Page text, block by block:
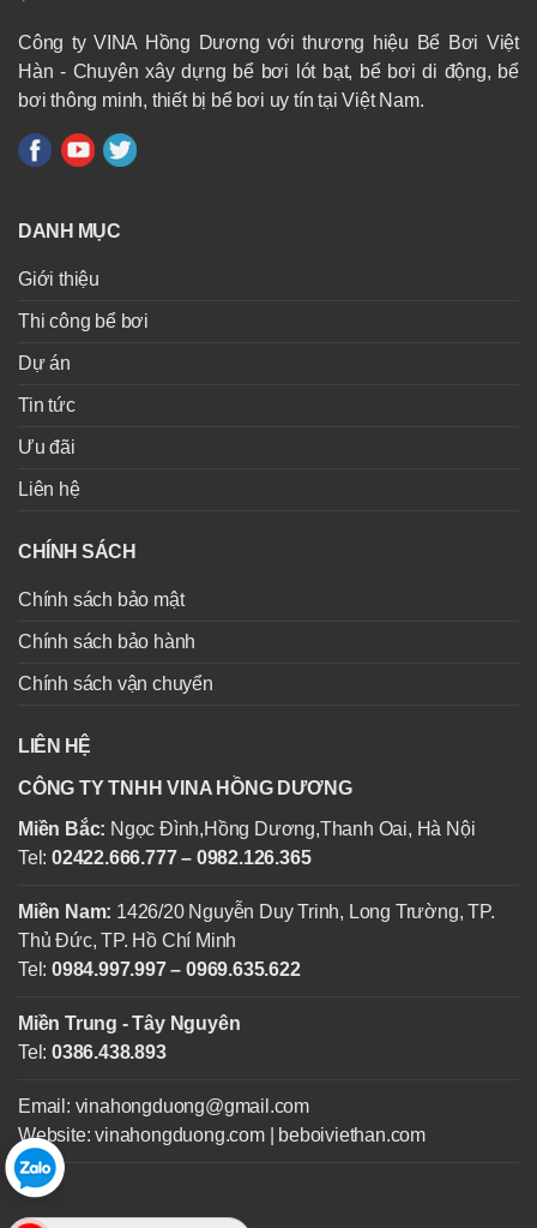
Công ty VINA Hồng Dương với thương hiệu Bể Bơi Việt
Hàn - Chuyên xây dựng bể bơi lót bạt, bể bơi di động, bể
bơi thông minh, thiết bị bể bơi uy tín tại Việt Nam.
DANH MỤC
Giới thiệu
Thi công bể bơi
Dự án
Tin tức
Ưu đãi
Liên hệ
CHÍNH SÁCH
Chính sách bảo mật
Chính sách bảo hành
Chính sách vận chuyển
LIÊN HỆ
CÔNG TY TNHH VINA HỒNG DƯƠNG
Miền Bắc: Ngọc Đình,Hồng Dương,Thanh Oai, Hà Nội
Tel: 02422.666.777 – 0982.126.365
Miền Nam: 1426/20 Nguyễn Duy Trinh, Long Trường, TP.
Thủ Đức, TP. Hồ Chí Minh
Tel: 0984.997.997 – 0969.635.622
Miền Trung - Tây Nguyên
Tel: 0386.438.893
Email: vinahongduong@gmail.com
Website: vinahongduong.com | beboiviethan.com